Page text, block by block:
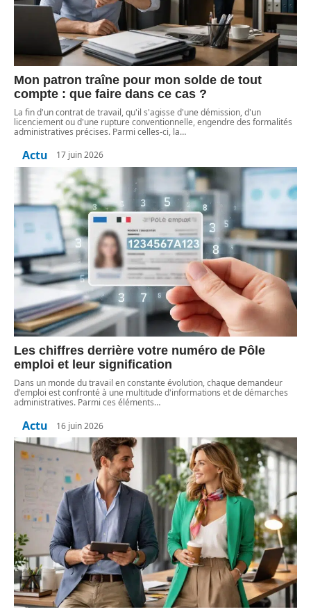
Mon patron traîne pour mon solde de tout
compte : que faire dans ce cas ?
La fin d'un contrat de travail, qu'il s'agisse d'une démission, d'un
licenciement ou d'une rupture conventionnelle, engendre des formalités
administratives précises. Parmi celles-ci, la…
Actu 17 juin 2026
Les chiffres derrière votre numéro de Pôle
emploi et leur signification
Dans un monde du travail en constante évolution, chaque demandeur
d'emploi est confronté à une multitude d'informations et de démarches
administratives. Parmi ces éléments…
Actu 16 juin 2026